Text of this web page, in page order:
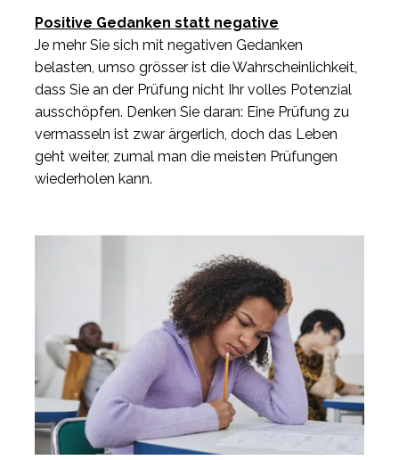
Positive Gedanken statt negative
Je mehr Sie sich mit negativen Gedanken
belasten, umso grösser ist die Wahrscheinlichkeit,
dass Sie an der Prüfung nicht Ihr volles Potenzial
ausschöpfen. Denken Sie daran: Eine Prüfung zu
vermasseln ist zwar ärgerlich, doch das Leben
geht weiter, zumal man die meisten Prüfungen
wiederholen kann.